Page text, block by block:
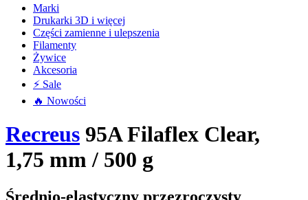
Marki
Drukarki 3D i więcej
Części zamienne i ulepszenia
Filamenty
Żywice
Akcesoria
⚡ Sale
🔥 Nowości
Recreus 95A Filaflex Clear,
1,75 mm / 500 g